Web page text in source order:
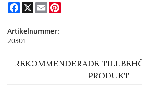
Facebook
X Email
Artikelnummer:
20301
REKOMMENDERADE
PRODUKT